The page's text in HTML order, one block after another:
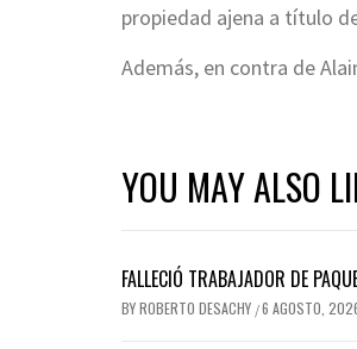
propiedad ajena a título
Además, en contra de
YOU MAY ALSO
FALLECIÓ TRABAJADOR DE
BYROBERTO DESACHY /6 AGOSTO,